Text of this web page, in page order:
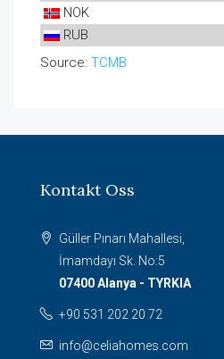
NOK
RUB
Source: TCMB
Kontakt Oss
Güller Pınarı Mahallesi,
İmamdayı Sk. No:5
07400 Alanya - TYRKIA
+90 531 202 20 72
info@celiahomes.com